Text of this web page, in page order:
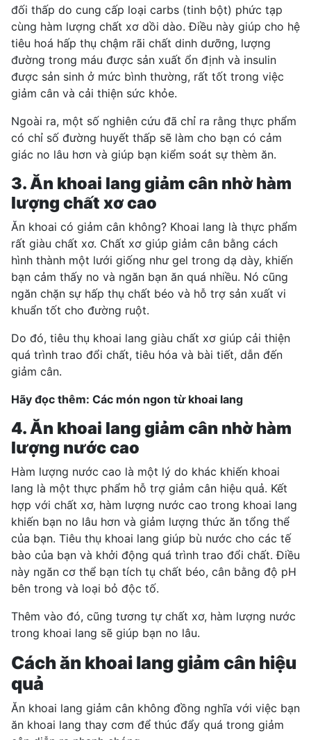
đối thấp do cung cấp loại carbs (tinh bột) phức tạp
cùng hàm lượng chất xơ dồi dào. Điều này giúp cho hệ
tiêu hoá hấp thụ chậm rãi chất dinh dưỡng, lượng
đường trong máu được sản xuất ổn định và insulin
được sản sinh ở mức bình thường, rất tốt trong việc
giảm cân và cải thiện sức khỏe.
Ngoài ra, một số nghiên cứu đã chỉ ra rằng thực phẩm
có chỉ số đường huyết thấp sẽ làm cho bạn có cảm
giác no lâu hơn và giúp bạn kiểm soát sự thèm ăn.
3. Ăn khoai lang giảm cân nhờ hàm
lượng chất xơ cao
Ăn khoai có giảm cân không? Khoai lang là thực phẩm
rất giàu chất xơ. Chất xơ giúp giảm cân bằng cách
hình thành một lưới giống như gel trong dạ dày, khiến
bạn cảm thấy no và ngăn bạn ăn quá nhiều. Nó cũng
ngăn chặn sự hấp thụ chất béo và hỗ trợ sản xuất vi
khuẩn tốt cho đường ruột.
Do đó, tiêu thụ khoai lang giàu chất xơ giúp cải thiện
quá trình trao đổi chất, tiêu hóa và bài tiết, dẫn đến
giảm cân.
Hãy đọc thêm: Các món ngon từ khoai lang
4. Ăn khoai lang giảm cân nhờ hàm
lượng nước cao
Hàm lượng nước cao là một lý do khác khiến khoai
lang là một thực phẩm hỗ trợ giảm cân hiệu quả. Kết
hợp với chất xơ, hàm lượng nước cao trong khoai lang
khiến bạn no lâu hơn và giảm lượng thức ăn tổng thể
của bạn. Tiêu thụ khoai lang giúp bù nước cho các tế
bào của bạn và khởi động quá trình trao đổi chất. Điều
này ngăn cơ thể bạn tích tụ chất béo, cân bằng độ pH
bên trong và loại bỏ độc tố.
Thêm vào đó, cũng tương tự chất xơ, hàm lượng nước
trong khoai lang sẽ giúp bạn no lâu.
Cách ăn khoai lang giảm cân hiệu
quả
Ăn khoai lang giảm cân không đồng nghĩa với việc bạn
ăn khoai lang thay cơm để thúc đẩy quá trong giảm